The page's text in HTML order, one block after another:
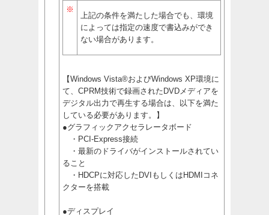
※
上記の条件を満たした場合でも、環境
によっては指定の速度で書込みができ
ない場合があります。
【Windows Vista®およびWindows XP環境に
て、CPRM技術で録画されたDVDメディアを
デジタル出力で再生する場合は、以下を満た
している必要があります。】
●グラフィックアクセラレータボード
・PCI-Express接続
・最新のドライバがインストールされてい
ること
・HDCPに対応したDVIもしくはHDMIコネ
クターを搭載
●ディスプレイ